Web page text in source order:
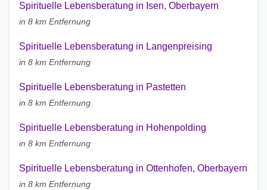
Spirituelle Lebensberatung in Isen, Oberbayern
in 8 km Entfernung
Spirituelle Lebensberatung in Langenpreising
in 8 km Entfernung
Spirituelle Lebensberatung in Pastetten
in 8 km Entfernung
Spirituelle Lebensberatung in Hohenpolding
in 8 km Entfernung
Spirituelle Lebensberatung in Ottenhofen, Oberbayern
in 8 km Entfernung